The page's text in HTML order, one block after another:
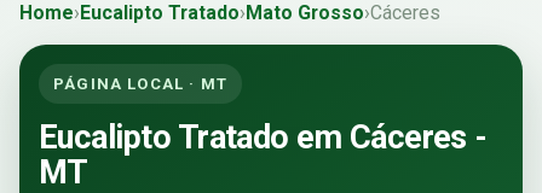
Home›Eucalipto Tratado›Mato Grosso›Cáceres
PÁGINA LOCAL · MT
Eucalipto Tratado em Cáceres -
MT